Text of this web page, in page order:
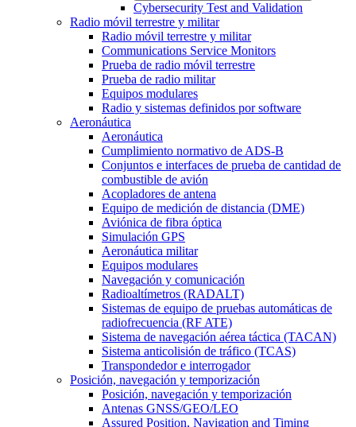
Cybersecurity Test and Validation
Radio móvil terrestre y militar
Radio móvil terrestre y militar
Communications Service Monitors
Prueba de radio móvil terrestre
Prueba de radio militar
Equipos modulares
Radio y sistemas definidos por software
Aeronáutica
Aeronáutica
Cumplimiento normativo de ADS-B
Conjuntos e interfaces de prueba de cantidad de
combustible de avión
Acopladores de antena
Equipo de medición de distancia (DME)
Aviónica de fibra óptica
Simulación GPS
Aeronáutica militar
Equipos modulares
Navegación y comunicación
Radioaltímetros (RADALT)
Sistemas de equipo de pruebas automáticas de
radiofrecuencia (RF ATE)
Sistema de navegación aérea táctica (TACAN)
Sistema anticolisión de tráfico (TCAS)
Transpondedor e interrogador
Posición, navegación y temporización
Posición, navegación y temporización
Antenas GNSS/GEO/LEO
Assured Position, Navigation and Timing